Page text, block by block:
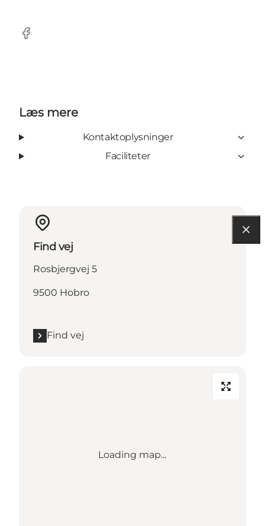
Facebook
Læs mere
Kontaktoplysninger
Faciliteter
Find vej
Rosbjergvej 5
9500 Hobro
Find vej
Loading map...